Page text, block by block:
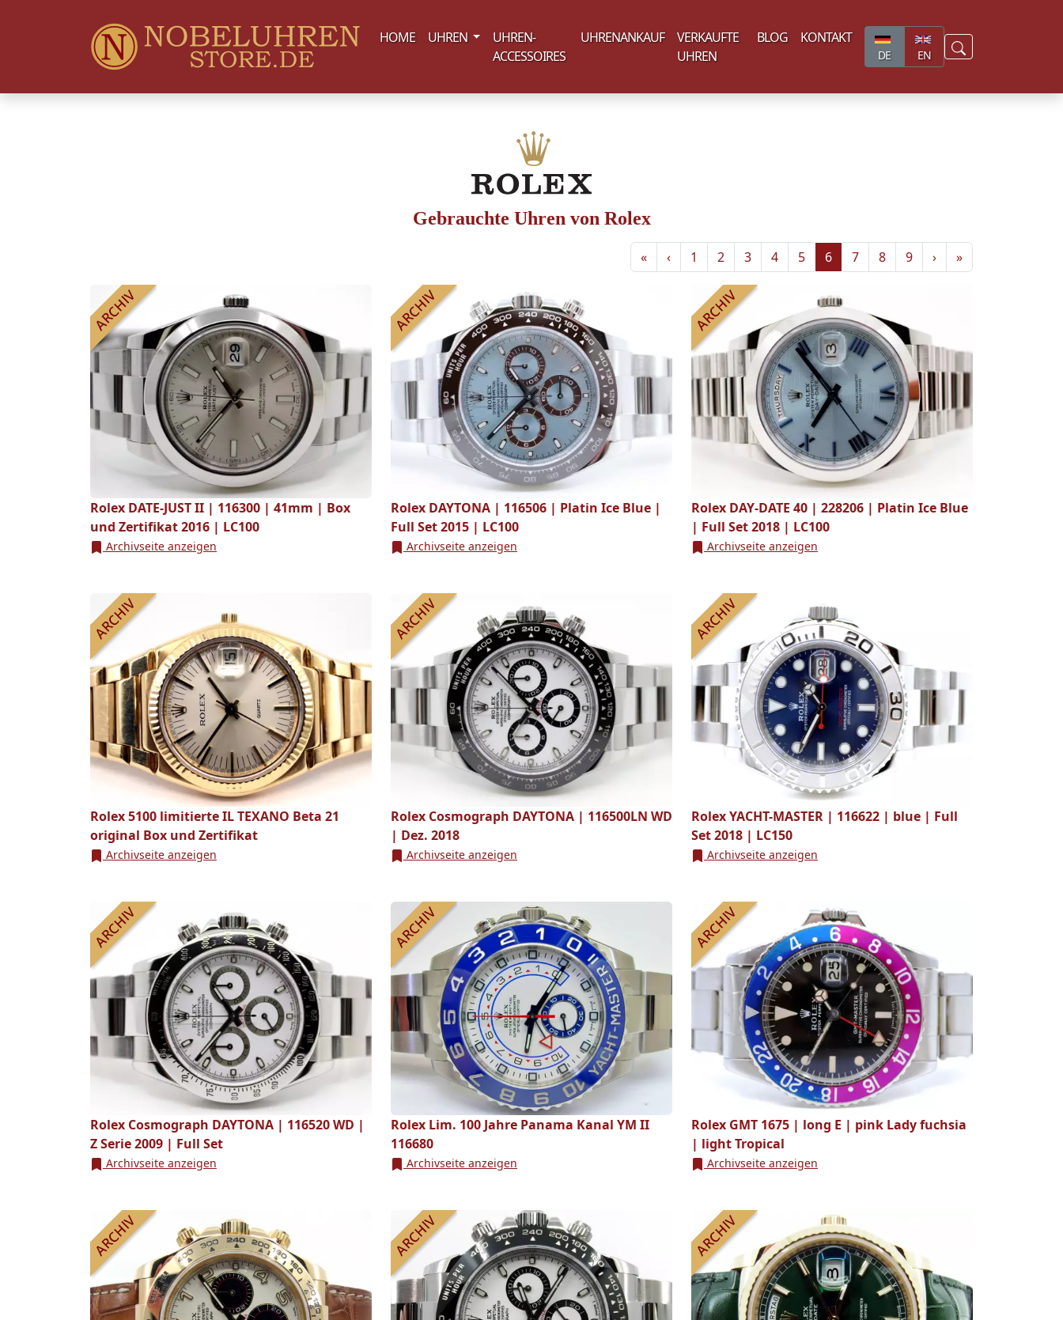
HOME UHREN (current)UHREN-
ACCESSOIRES
UHRENANKAUF
VERKAUFTE
UHREN
BLOG KONTAKT
DE EN
Gebrauchte Uhren von Rolex
« ‹ 1 2 3 4 5 6 7 8 9 › »
Rolex DATE-JUST II | 116300 | 41mm | Box
und Zertifikat 2016 | LC100
Archivseite anzeigen
Rolex DAYTONA | 116506 | Platin Ice Blue |
Full Set 2015 | LC100
Archivseite anzeigen
Rolex DAY-DATE 40 | 228206 | Platin Ice Blue
| Full Set 2018 | LC100
Archivseite anzeigen
Rolex 5100 limitierte IL TEXANO Beta 21
original Box und Zertifikat
Archivseite anzeigen
Rolex Cosmograph DAYTONA | 116500LN WD
| Dez. 2018
Archivseite anzeigen
Rolex YACHT-MASTER | 116622 | blue | Full
Set 2018 | LC150
Archivseite anzeigen
Rolex Cosmograph DAYTONA | 116520 WD |
Z Serie 2009 | Full Set
Archivseite anzeigen
Rolex Lim. 100 Jahre Panama Kanal YM II
116680
Archivseite anzeigen
Rolex GMT 1675 | long E | pink Lady fuchsia
| light Tropical
Archivseite anzeigen